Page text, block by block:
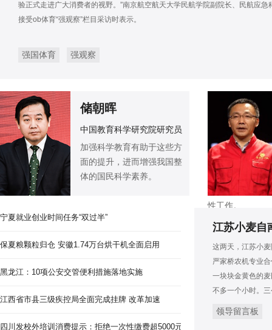
验正式走进广大消费者的视野。”南京航空航天大学民航学院副院长、民航应
接受ob体育“强观察”栏目采访时表示。
强国体育 强观察
储朝晖
中国教育科学研究院研究员
加强科学教育有助于这些方
面的提升，进而增强我国整
体的国民科学素养。
性工作。
江苏小麦自
这两天，江苏小
严家桥农机专业
一块块金黄色的
不多一个小时。
领导留言板
宁夏就业创业时间任务“双过半”
保夏粮颗粒归仓 安徽1.74万台烘干机全面启用
黑龙江：10项公安交管便利措施落地实施
江西省市县三级疾控局全面完成挂牌 改革加速
四川发校外培训消费提示：拒绝一次性缴费超5000元